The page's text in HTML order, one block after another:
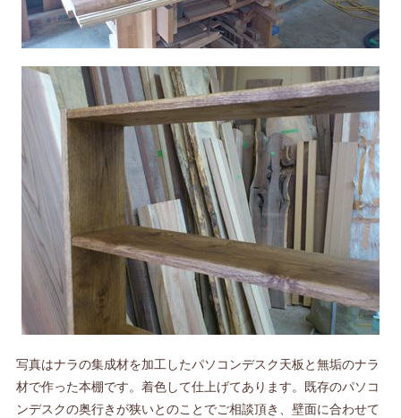
写真はナラの集成材を加工したパソコンデスク天板と無垢のナラ
材で作った本棚です。着色して仕上げてあります。既存のパソコ
ンデスクの奥行きが狭いとのことでご相談頂き、壁面に合わせて